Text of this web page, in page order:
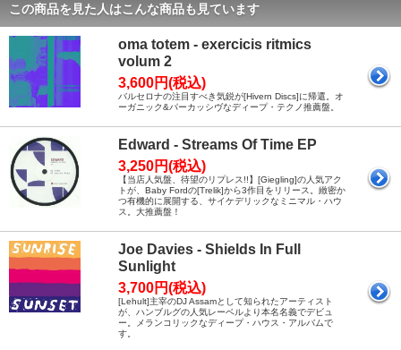
この商品を見た人はこんな商品も見ています
oma totem - exercicis ritmics
volum 2
3,600円(税込)
バルセロナの注目すべき気鋭が[Hivern Discs]に帰還。オ
ーガニック&パーカッシヴなディープ・テクノ推薦盤。
Edward - Streams Of Time EP
3,250円(税込)
【当店人気盤、待望のリプレス!!】[Giegling]の人気アク
トが、Baby Fordの[Trelik]から3作目をリリース。緻密か
つ有機的に展開する、サイケデリックなミニマル・ハウ
ス。大推薦盤！
Joe Davies - Shields In Full
Sunlight
3,700円(税込)
[Lehult]主宰のDJ Assamとして知られたアーティスト
が、ハンブルグの人気レーベルより本名名義でデビュ
ー。メランコリックなディープ・ハウス・アルバムで
す。